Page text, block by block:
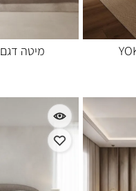
מיטה דגם PRIAM